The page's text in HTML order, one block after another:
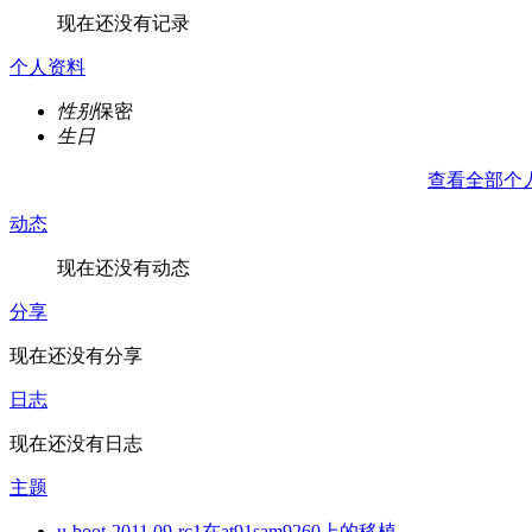
现在还没有记录
个人资料
性别保密
生日
查看全部个
动态
现在还没有动态
分享
现在还没有分享
日志
现在还没有日志
主题